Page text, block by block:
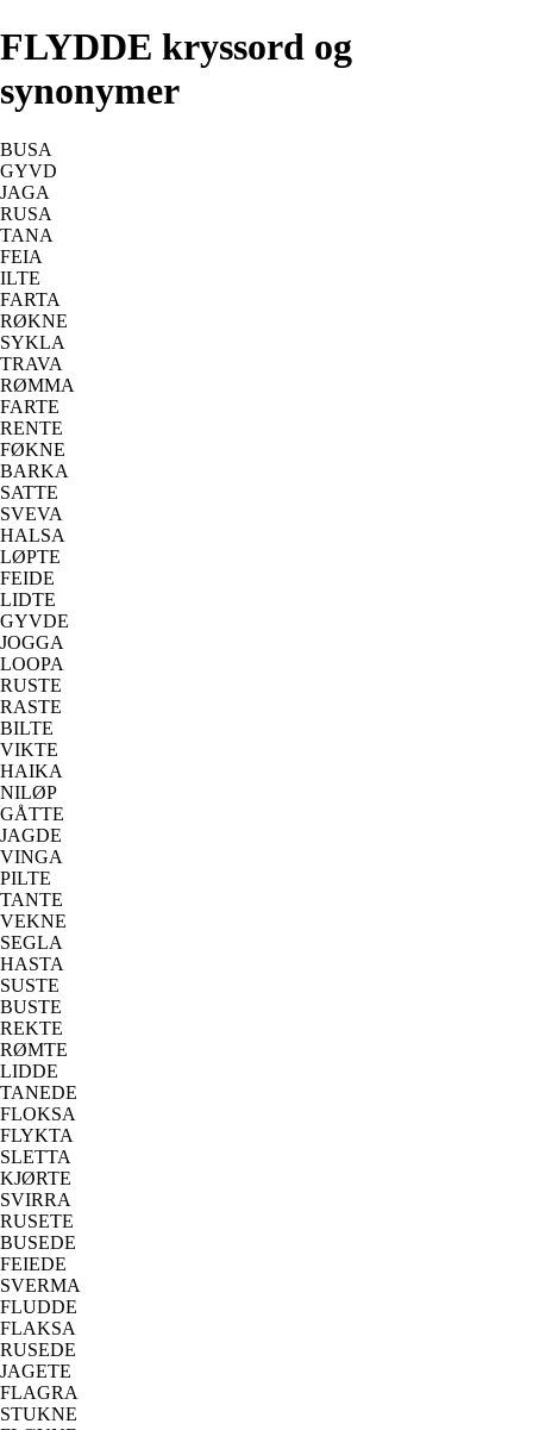
FLYDDE kryssord og
synonymer
BUSA
GYVD
JAGA
RUSA
TANA
FEIA
ILTE
FARTA
RØKNE
SYKLA
TRAVA
RØMMA
FARTE
RENTE
FØKNE
BARKA
SATTE
SVEVA
HALSA
LØPTE
FEIDE
LIDTE
GYVDE
JOGGA
LOOPA
RUSTE
RASTE
BILTE
VIKTE
HAIKA
NILØP
GÅTTE
JAGDE
VINGA
PILTE
TANTE
VEKNE
SEGLA
HASTA
SUSTE
BUSTE
REKTE
RØMTE
LIDDE
TANEDE
FLOKSA
FLYKTA
SLETTA
KJØRTE
SVIRRA
RUSETE
BUSEDE
FEIEDE
SVERMA
FLUDDE
FLAKSA
RUSEDE
JAGETE
FLAGRA
STUKNE